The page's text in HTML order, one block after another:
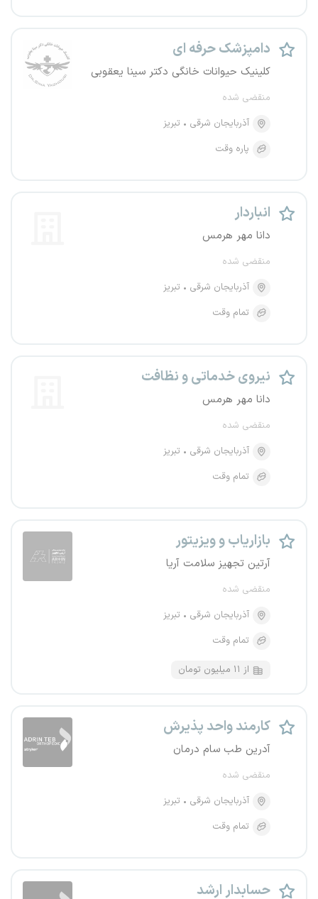
دامپزشک حرفه ای
کلینیک حیوانات خانگی دکتر سینا یعقوبی
منقضی شده
آذربایجان شرقی
تبریز
پاره وقت
انباردار
دانا مهر هرمس
منقضی شده
آذربایجان شرقی
تبریز
تمام وقت
نیروی خدماتی و نظافت
دانا مهر هرمس
منقضی شده
آذربایجان شرقی
تبریز
تمام وقت
بازاریاب و ویزیتور
آرتین تجهیز سلامت آریا
منقضی شده
آذربایجان شرقی
تبریز
تمام وقت
از ۱۱ میلیون تومان
کارمند واحد پذیرش
آدرین طب سام درمان
منقضی شده
آذربایجان شرقی
تبریز
تمام وقت
حسابدار ارشد